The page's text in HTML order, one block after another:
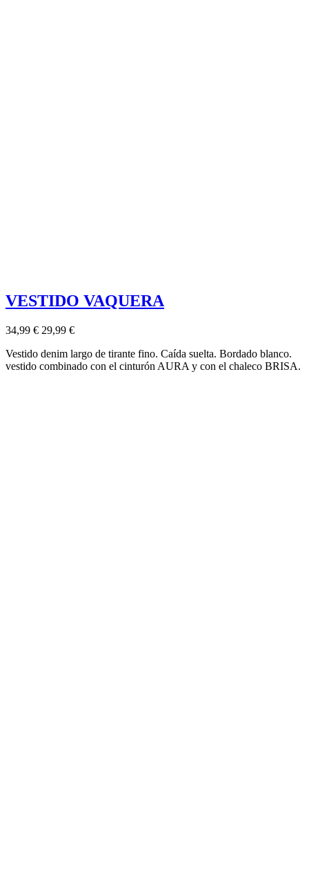
VESTIDO VAQUERA
34,99 € 29,99 €
Vestido denim largo de tirante fino. Caída suelta. Bordado blanco.
vestido combinado con el cinturón AURA y con el chaleco BRISA.